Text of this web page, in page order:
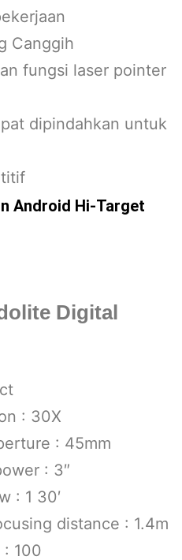
Canggih
fungsi laser pointer
dipindahkan untuk
Android Hi-Target
Digital
: 30X
: 45mm
: 3″
: 1 30′
distance : 1.4m
: 100